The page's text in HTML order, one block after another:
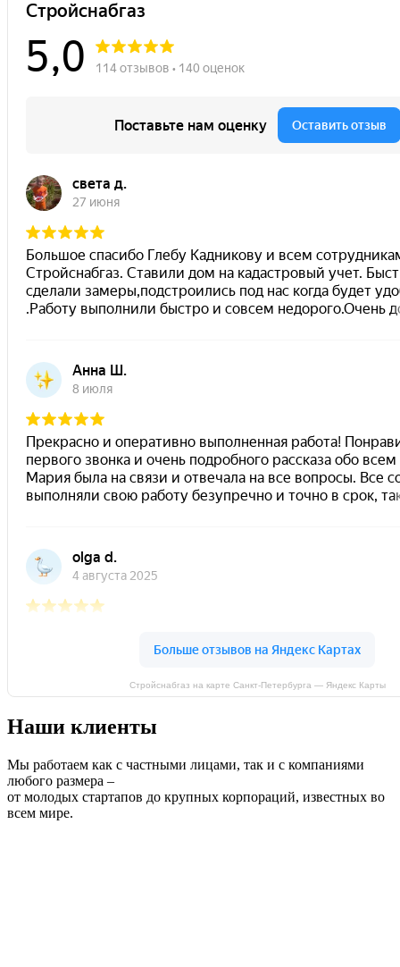
Стройснабгаз на карте Санкт‑Петербурга — Яндекс Карты
Наши клиенты
Мы работаем как с частными лицами, так и с компаниями
любого размера –
от молодых стартапов до крупных корпораций, известных во
всем мире.